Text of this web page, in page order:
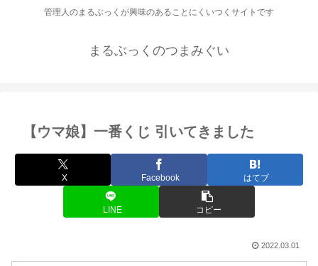
管理人のまるぶっくが興味のあることにくいつくサイトです
まるぶっくのつまみぐい
【ウマ娘】一番くじ 引いてきました
X Facebook はてブ
LINE コピー
2022.03.01